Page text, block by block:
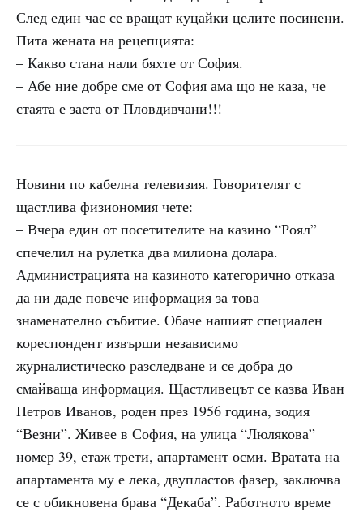
След един час се вращат куцайки целите посинени.
Пита жената на рецепцията:
– Какво стана нали бяхте от София.
– Абе ние добре сме от София ама що не каза, че
стаята е заета от Пловдивчани!!!
Новини по кабелна телевизия. Говорителят с
щастлива физиономия чете:
– Вчера един от посетителите на казино “Роял”
спечелил на рулетка два милиона долара.
Администрацията на казиното категорично отказа
да ни даде повече информация за това
знаменателно събитие. Обаче нашият специален
кореспондент извърши независимо
журналистическо разследване и се добра до
смайваща информация. Щастливецът се казва Иван
Петров Иванов, роден през 1956 година, зодия
“Везни”. Живее в София, на улица “Люлякова”
номер 39, етаж трети, апартамент осми. Вратата на
апартамента му е лека, двупластов фазер, заключва
се с обикновена брава “Декаба”. Работното време